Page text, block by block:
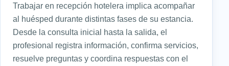
Trabajar en recepción hotelera implica acompañar
al huésped durante distintas fases de su estancia.
Desde la consulta inicial hasta la salida, el
profesional registra información, confirma servicios,
resuelve preguntas y coordina respuestas con el